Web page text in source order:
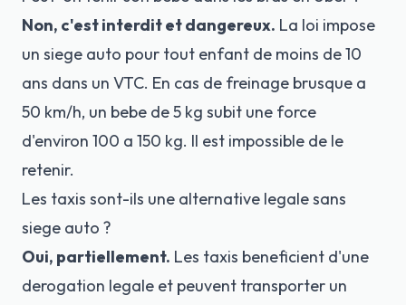
Non, c'est interdit et dangereux. La loi impose
un siege auto pour tout enfant de moins de 10
ans dans un VTC. En cas de freinage brusque a
50 km/h, un bebe de 5 kg subit une force
d'environ 100 a 150 kg. Il est impossible de le
retenir.
Les taxis sont-ils une alternative legale sans
siege auto ?
Oui, partiellement. Les taxis beneficient d'une
derogation legale et peuvent transporter un